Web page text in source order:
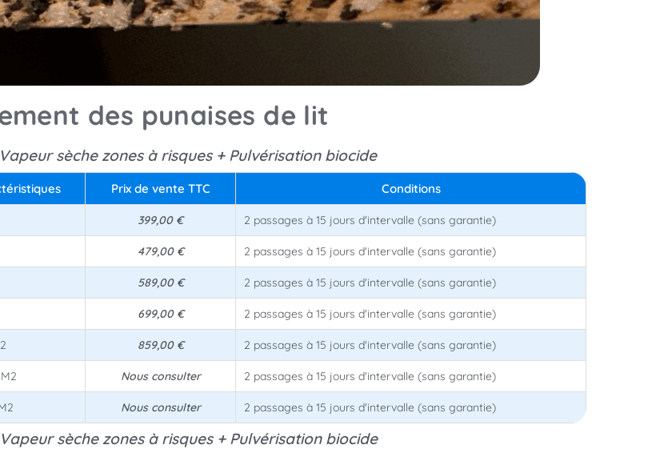
des punaises de lit
sèche zones à risques + Pulvérisation biocide
Prix de vente TTC Conditions
399,00 € 2 passages à 15 jours d'intervalle (sans garantie)
479,00 € 2 passages à 15 jours d'intervalle (sans garantie)
589,00 € 2 passages à 15 jours d'intervalle (sans garantie)
699,00 € 2 passages à 15 jours d'intervalle (sans garantie)
859,00 € 2 passages à 15 jours d'intervalle (sans garantie)
Nous consulter 2 passages à 15 jours d'intervalle (sans garantie)
Nous consulter 2 passages à 15 jours d'intervalle (sans garantie)
sèche zones à risques + Pulvérisation biocide